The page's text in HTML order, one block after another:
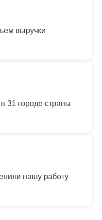
выручки
31 городе страны
нашу работу